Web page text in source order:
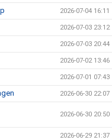
2026-07-04 16:11
2026-07-03 23:12
2026-07-03 20:44
2026-07-02 13:46
2026-07-01 07:43
2026-06-30 22:07
2026-06-30 20:50
2026-06-29 21:37